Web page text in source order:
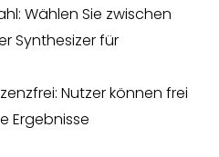
Wählen Sie zwischen
Synthesizer für
Nutzer können frei
Ergebnisse